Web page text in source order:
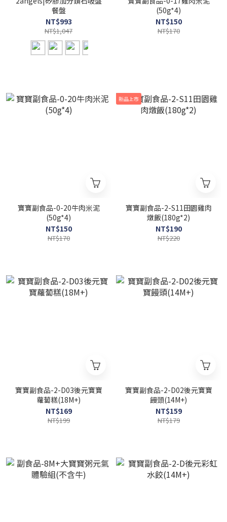
餐盤
NT$993
NT$1,047
(50g*4)
NT$150
NT$170
寶寶副食品-0-20牛肉米泥
(50g*4)
NT$150
NT$170
新品上市
寶寶副食品-2-S11田園雞肉
燉飯(180g*2)
NT$190
NT$220
寶寶副食品-2-D03後元寶寶
蘿蔔糕(18M+)
NT$169
NT$199
寶寶副食品-2-D02後元寶寶
饅頭(14M+)
NT$159
NT$179